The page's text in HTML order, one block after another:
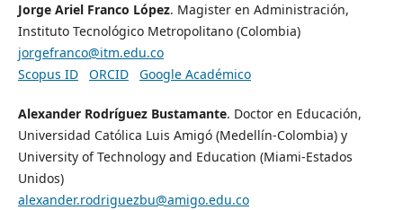
Jorge Ariel Franco López. Magister en Administración,
Instituto Tecnológico Metropolitano (Colombia)
jorgefranco@itm.edu.co
Scopus ID
ORCID Google Académico
Alexander Rodríguez Bustamante. Doctor en Educación,
Universidad Católica Luis Amigó (Medellín-Colombia) y
University of Technology and Education (Miami-Estados
Unidos)
alexander.rodriguezbu@amigo.edu.co